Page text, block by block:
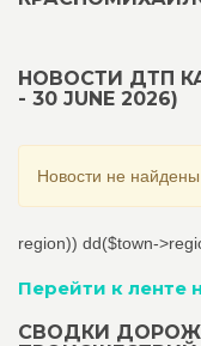
НОВОСТИ ДТП
- 30 JUNE 2026)
Новости не найдены
region)) dd($town-
Перейти к ленте
СВОДКИ